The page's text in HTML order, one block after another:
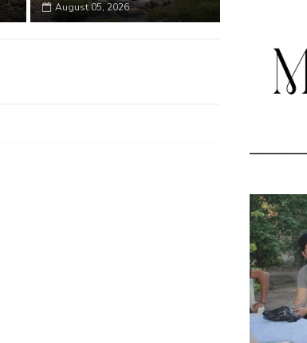
August 05, 2026